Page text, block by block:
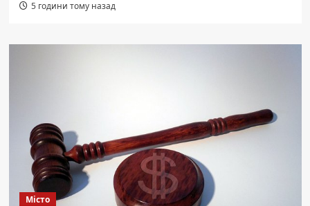
5 години тому назад
Місто